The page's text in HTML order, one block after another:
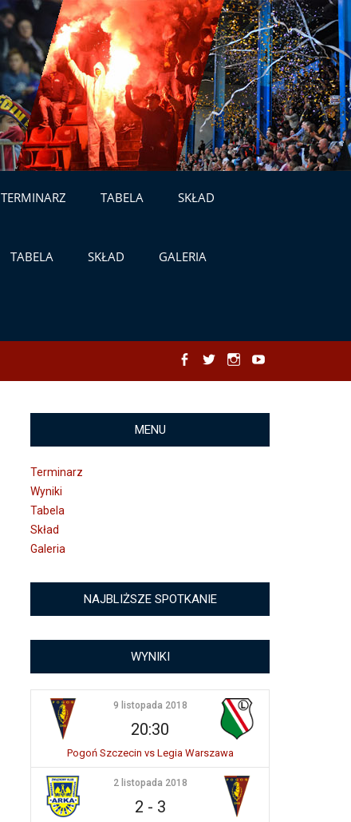
TERMINARZ TABELA SKŁAD
TABELA SKŁAD GALERIA
MENU
Terminarz
Wyniki
Tabela
Skład
Galeria
NAJBLIŻSZE SPOTKANIE
WYNIKI
9 listopada 2018
20:30
Pogoń Szczecin vs Legia Warszawa
2 listopada 2018
2 - 3